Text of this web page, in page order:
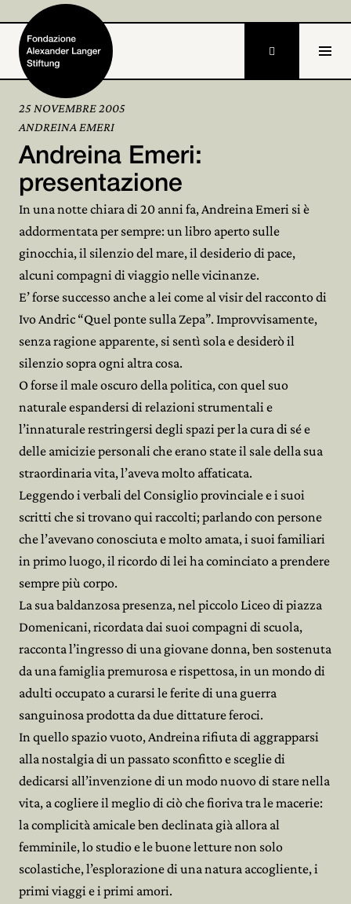
Home
Attività e progetti
Archivio
Partecipa

25 NOVEMBRE 2005
ANDREINA EMERI
Andreina Emeri:
presentazione
In una notte chiara di 20 anni fa, Andreina Emeri si è
addormentata per sempre: un libro aperto sulle
ginocchia, il silenzio del mare, il desiderio di pace,
alcuni compagni di viaggio nelle vicinanze.
E’ forse successo anche a lei come al visir del racconto di
Ivo Andric “Quel ponte sulla Zepa”. Improvvisamente,
senza ragione apparente, si sentì sola e desiderò il
silenzio sopra ogni altra cosa.
O forse il male oscuro della politica, con quel suo
naturale espandersi di relazioni strumentali e
l’innaturale restringersi degli spazi per la cura di sé e
delle amicizie personali che erano state il sale della sua
straordinaria vita, l’aveva molto affaticata.
Leggendo i verbali del Consiglio provinciale e i suoi
scritti che si trovano qui raccolti; parlando con persone
che l’avevano conosciuta e molto amata, i suoi familiari
in primo luogo, il ricordo di lei ha cominciato a prendere
sempre più corpo.
La sua baldanzosa presenza, nel piccolo Liceo di piazza
Domenicani, ricordata dai suoi compagni di scuola,
racconta l’ingresso di una giovane donna, ben sostenuta
da una famiglia premurosa e rispettosa, in un mondo di
adulti occupato a curarsi le ferite di una guerra
sanguinosa prodotta da due dittature feroci.
In quello spazio vuoto, Andreina rifiuta di aggrapparsi
alla nostalgia di un passato sconfitto e sceglie di
dedicarsi all’invenzione di un modo nuovo di stare nella
vita, a cogliere il meglio di ciò che fioriva tra le macerie:
la complicità amicale ben declinata già allora al
femminile, lo studio e le buone letture non solo
scolastiche, l’esplorazione di una natura accogliente, i
primi viaggi e i primi amori.